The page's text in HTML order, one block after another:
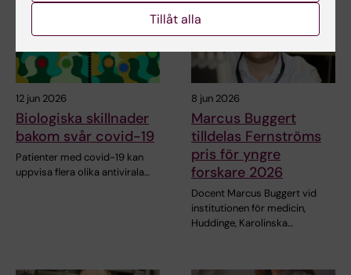
12 jun 2026
Biologiska skillnader
bakom svår covid-19
Patienter med covid-19 kan
uppvisa flera olika antivirala…
8 jun 2026
Marcus Buggert
tilldelas Fernströms
pris för yngre
forskare 2026
Docent Marcus Buggert vid
institutionen för medicin,
Huddinge, Karolinska…
Tillåt alla